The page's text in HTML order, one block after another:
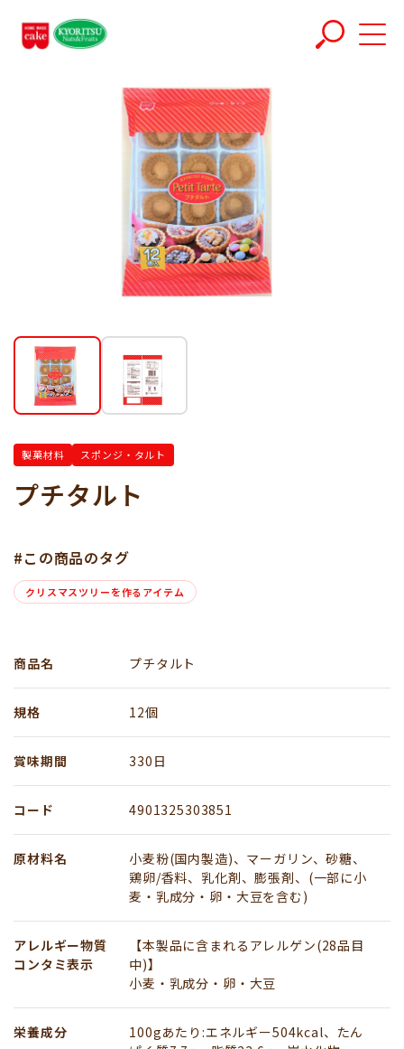
ホーム商品プチタルト
製菓材料 スポンジ・タルト
プチタルト
#この商品のタグ
クリスマスツリーを作るアイテム
商品名 プチタルト
規格 12個
賞味期間 330日
コード 4901325303851
原材料名
小麦粉(国内製造)、マーガリン、砂糖、
鶏卵/香料、乳化剤、膨張剤、(一部に小
麦・乳成分・卵・大豆を含む)
アレルギー物質
コンタミ表示
【本製品に含まれるアレルゲン(28品目
中)】
小麦・乳成分・卵・大豆
栄養成分
100gあたり:エネルギー504kcal、たん